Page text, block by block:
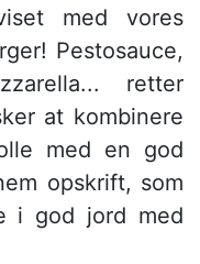
med vores
Pestosauce,
retter
at kombinere
med en god
opskrift, som
i god jord med